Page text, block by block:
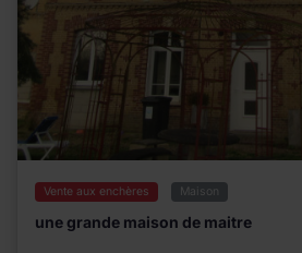
Vente aux enchères Maison
une grande maison de maitre